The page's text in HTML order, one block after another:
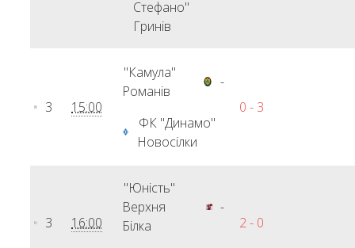
Стефано"
Гринів
3 15:00
"Камула"
Романів
-
ФК "Динамо"
Новосілки
0 - 3
3 16:00
"Юність"
Верхня
Білка
-
2 - 0